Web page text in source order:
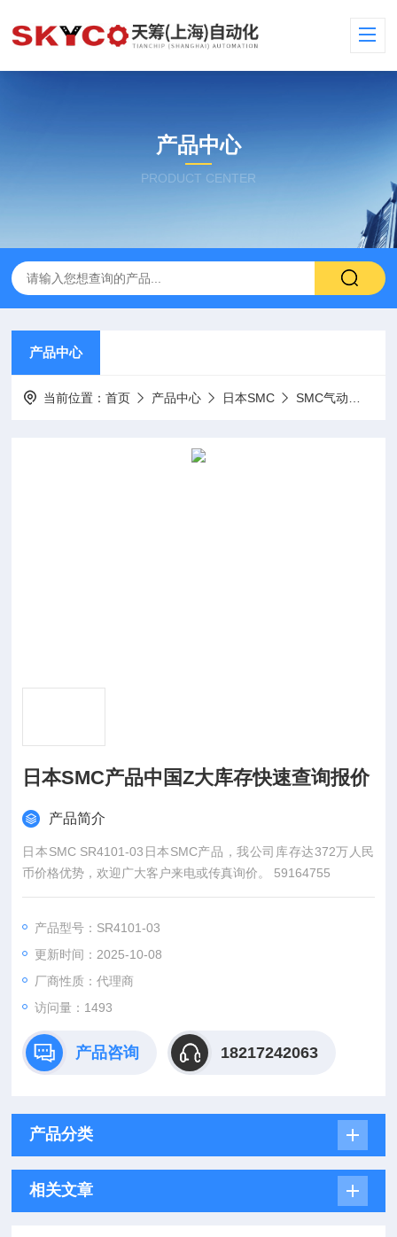
产品中心
PRODUCT CENTER
产品中心
当前位置：首页 产品中心 日本SMC SMC气动
日本SMC产品中国Z大库存快速查询报价
产品简介
日本SMC SR4101-03日本SMC产品，我公司库存达372万人民
币价格优势，欢迎广大客户来电或传真询价。 59164755
产品型号：SR4101-03
更新时间：2025-10-08
厂商性质：代理商
访问量：1493
产品咨询 18217242063
产品分类
相关文章